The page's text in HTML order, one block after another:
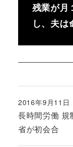
残業が
し、夫は
長時間労働
省が初会合
投稿日
2016年9月11日